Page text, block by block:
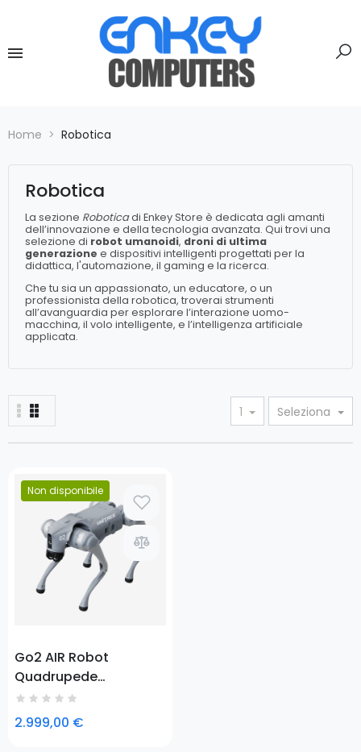
Home Robotica
Robotica
La sezione Roboticadi Enkey Store è dedicata agli amanti
dell’innovazione e della tecnologia avanzata. Qui trovi una
selezione di robot umanoidi, droni di ultima
generazione e dispositivi intelligenti progettati per la
didattica, l'automazione, il gaming e la ricerca.
Che tu sia un appassionato, un educatore, o un
professionista della robotica, troverai strumenti
all’avanguardia per esplorare l’interazione uomo-
macchina, il volo intelligente, e l’intelligenza artificiale
applicata.
1 Seleziona
Non disponibile
Go2 AIR Robot
Quadrupede
Intelligente Ultra-
Leggero
2.999,00 €